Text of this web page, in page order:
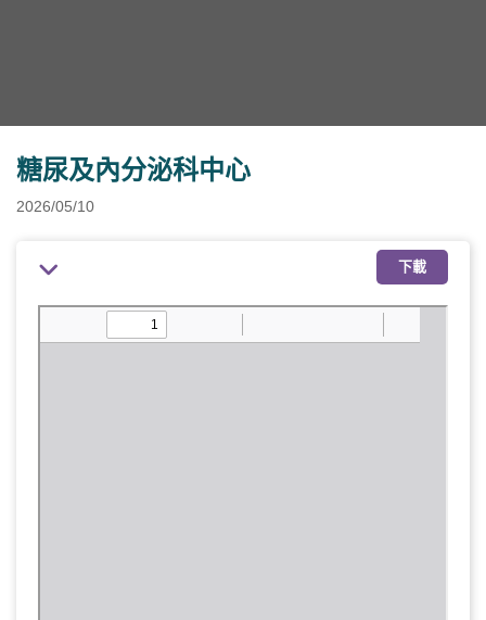
糖尿及內分泌科中心
2026/05/10
下載